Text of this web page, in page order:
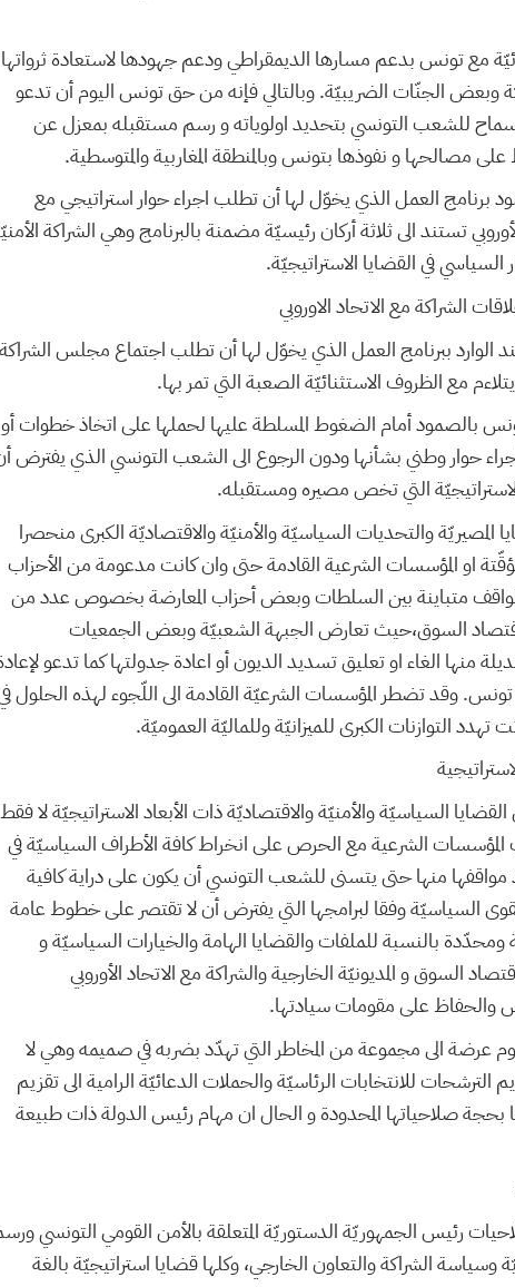
مع تونس بدعم مسارها الديمقراطي ودعم جهودها لاستعادة ثرواتها
وبعض الجنّات الضريبيّة. وبالتالي فإنه من حق تونس اليوم أن تدعو
السماح للشعب التونسي بتحديد اولوياته و رسم مستقبله بمعزل عن
مصالحها و نفوذها بتونس وبالمنطقة المغاربية والمتوسطية.
العمل الذي يخوّل لها أن تطلب اجراء حوار استراتيجي مع
تستند الى ثلاثة أركان رئيسيّة مضمنة بالبرنامج وهي الشراكة
في القضايا الاستراتيجيّة.
الشراكة مع الاتحاد الاوروبي
الوارد ببرنامج العمل الذي يخوّل لها أن تطلب اجتماع مجلس الشراكة
مع الظروف الاستثنائيّة الصعبة التي تمر بها.
بالصمود أمام الضغوط المسلطة عليها لحملها على اتخاذ خطوات أو
حوار وطني بشأنها ودون الرجوع الى الشعب التونسي الذي يفترض
التي تخص مصيره ومستقبله.
والتحديات السياسيّة والأمنيّة والاقتصاديّة الكبرى منحصرا
او المؤسسات الشرعية القادمة حتى وان كانت مدعومة من الأحزاب
المواقف متباينة بين السلطات وبعض أحزاب المعارضة بخصوص عدد من
اقتصاد السوق،حيث تعارض الجبهة الشعبيّة وبعض الجمعيات
منها الغاء او تعليق تسديد الديون أو اعادة جدولتها كما تدعو
وقد تضطر المؤسسات الشرعيّة القادمة الى اللّجوء لهذه الحلول
التوازنات الكبرى للميزانيّة وللماليّة العموميّة.
السياسيّة والأمنيّة والاقتصاديّة ذات الأبعاد الاستراتيجيّة لا فقط
المؤسسات الشرعية مع الحرص على انخراط كافة الأطراف السياسيّة في
مواقفها منها حتى يتسنى للشعب التونسي أن يكون على دراية كافية
السياسيّة وفقا لبرامجها التي يفترض أن لا تقتصر على خطوط عامة
بالنسبة للملفات والقضايا الهامة والخيارات السياسيّة و
السوق و المديونيّة الخارجية والشراكة مع الاتحاد الأوروبي
والحفاظ على مقومات سيادتها.
عرضة الى مجموعة من المخاطر التي تهدّد بضربه في صميمه وهي لا
للانتخابات الرئاسيّة والحملات الدعائيّة الرامية الى تقزيم
صلاحياتها المحدودة و الحال ان مهام رئيس الدولة ذات طبيعة
رئيس الجمهوريّة الدستوريّة المتعلقة بالأمن القومي التونسي
وسياسة الشراكة والتعاون الخارجي، وكلها قضايا استراتيجيّة بالغة